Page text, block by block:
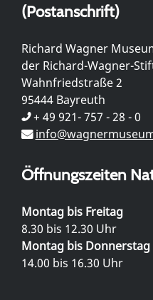
(Postanschrift)
Richard Wagner
der Richard-Wagner-
Wahnfriedstraße 2
95444 Bayreuth
+ 49 921- 757 - 28 - 0
Öffnungszeiten
Montag bis Freitag
8.30 bis 12.30 Uhr
Montag bis Donnerstag
14.00 bis 16.30 Uhr